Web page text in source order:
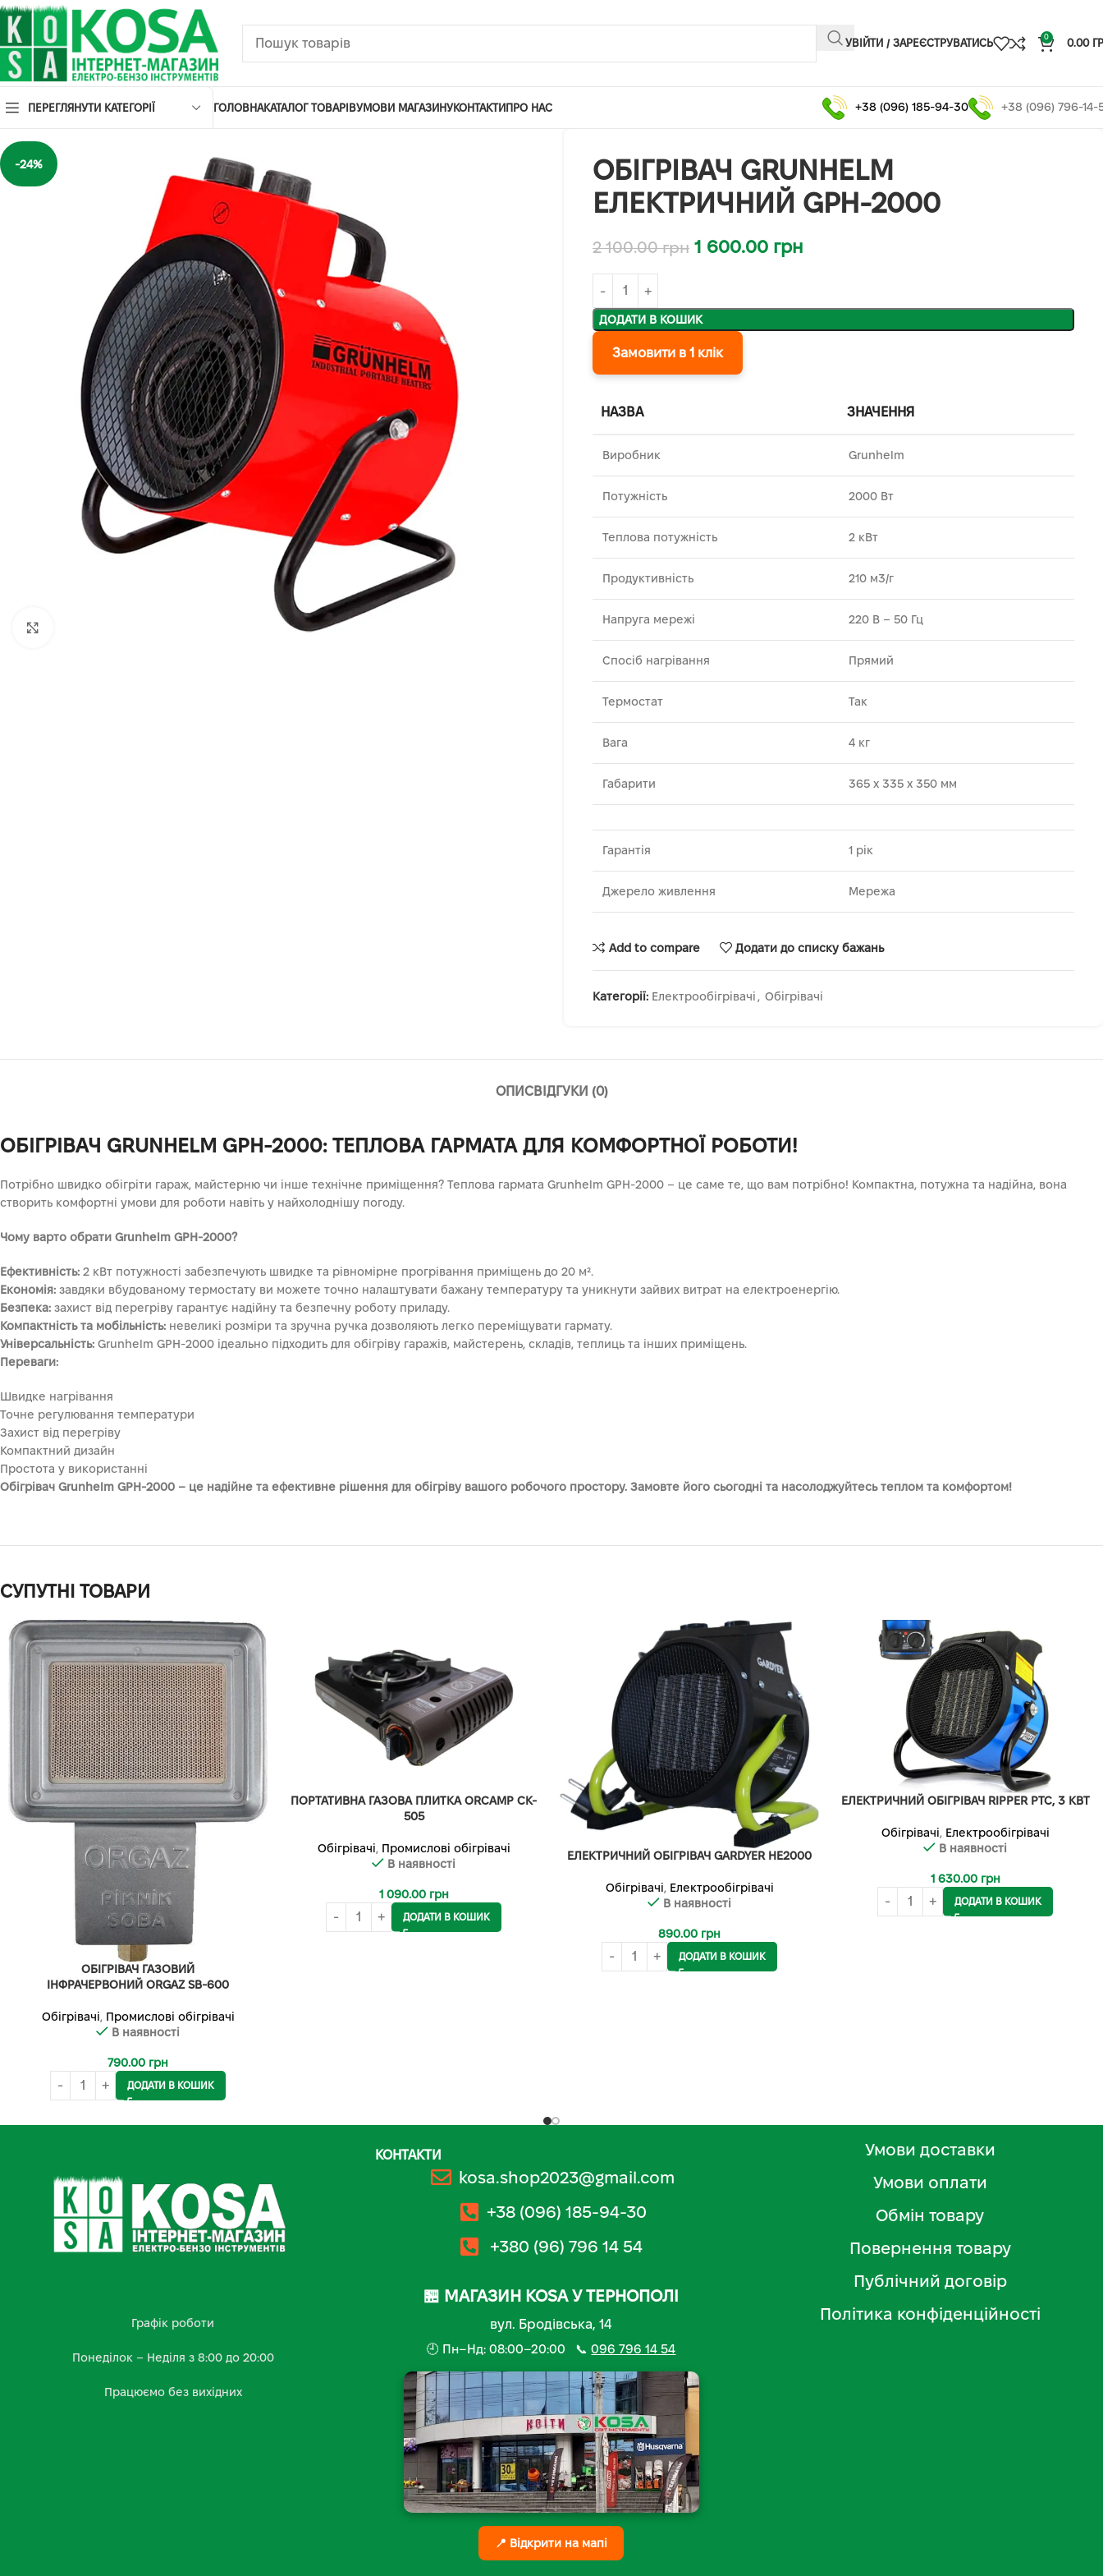
УВІЙТИ / ЗАРЕЄСТРУВАТИСЬ
0
0.00
ПЕРЕГЛЯНУТИ КАТЕГОРІЇ ГОЛОВНАКАТАЛОГ ТОВАРІВУМОВИ МАГАЗИНУКОНТАКТИПРО НАС +38 (096) 185-94-30 +38 (096) 796-14-
-24%
ОБІГРІВАЧ GRUNHELM
ЕЛЕКТРИЧНИЙ GPH-2000
2 100.00грн 1 600.00 грн
ДОДАТИ В КОШИК
Замовити в 1 клік
НАЗВА ЗНАЧЕННЯ
Виробник Grunhelm
Потужність 2000 Вт
Теплова потужність 2 кВт
Продуктивність 210 м3/г
Напруга мережі 220 В – 50 Гц
Спосіб нагрівання Прямий
Термостат Так
Вага 4 кг
Габарити 365 х 335 х 350 мм
Гарантія 1 рік
Джерело живлення Мережа
Add to compare Додати до списку бажань
Категорії: Електрообігрівачі , Обігрівачі
ОПИСВІДГУКИ (0)
ОБІГРІВАЧ GRUNHELM GPH-2000: ТЕПЛОВА ГАРМАТА ДЛЯ КОМФОРТНОЇ РОБОТИ!
Потрібно швидко обігріти гараж, майстерню чи інше технічне приміщення? Теплова гармата Grunhelm GPH-2000 – це саме те, що вам потрібно! Компактна, потужна та надійна, вона
створить комфортні умови для роботи навіть у найхолоднішу погоду.
Чому варто обрати Grunhelm GPH-2000?
Ефективність: 2 кВт потужності забезпечують швидке та рівномірне прогрівання приміщень до 20 м².
Економія: завдяки вбудованому термостату ви можете точно налаштувати бажану температуру та уникнути зайвих витрат на електроенергію.
Безпека: захист від перегріву гарантує надійну та безпечну роботу приладу.
Компактність та мобільність: невеликі розміри та зручна ручка дозволяють легко переміщувати гармату.
Універсальність: Grunhelm GPH-2000 ідеально підходить для обігріву гаражів, майстерень, складів, теплиць та інших приміщень.
Переваги:
Швидке нагрівання
Точне регулювання температури
Захист від перегріву
Компактний дизайн
Простота у використанні
Обігрівач Grunhelm GPH-2000 – це надійне та ефективне рішення для обігріву вашого робочого простору. Замовте його сьогодні та насолоджуйтесь теплом та комфортом!
СУПУТНІ ТОВАРИ
ОБІГРІВАЧ ГАЗОВИЙ
ІНФРАЧЕРВОНИЙ ORGAZ SB-600
Обігрівачі, Промислові обігрівачі
В наявності
790.00 грн
ДОДАТИ В КОШИК
ПОРТАТИВНА ГАЗОВА ПЛИТКА ORCAMP CK-
505
Обігрівачі, Промислові обігрівачі
В наявності
1 090.00 грн
ДОДАТИ В КОШИК
ЕЛЕКТРИЧНИЙ ОБІГРІВАЧ GARDYER HE2000
Обігрівачі, Електрообігрівачі
В наявності
890.00 грн
ДОДАТИ В КОШИК
ЕЛЕКТРИЧНИЙ ОБІГРІВАЧ RIPPER PTC, 3 КВТ
Обігрівачі, Електрообігрівачі
В наявності
1 630.00 грн
ДОДАТИ В КОШИК
Графік роботи
Понеділок – Неділя з 8:00 до 20:00
Працюємо без вихідних
КОНТАКТИ
kosa.shop2023@gmail.com
+38 (096) 185-94-30
+380 (96) 796 14 54
🏪 МАГАЗИН KOSA У ТЕРНОПОЛІ
вул. Бродівська, 14
🕘 Пн–Нд: 08:00–20:00 📞096 796 14 54
📍 Відкрити на мапі
Умови доставки
Умови оплати
Обмін товару
Повернення товару
Публічний договір
Політика конфіденційності